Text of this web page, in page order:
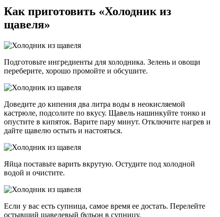
Как приготовить «Холодник из
щавеля»
Подготовьте ингредиенты для холодника. Зелень и овощи
переберите, хорошо промойте и обсушите.
Доведите до кипения два литра воды в неокисляемой
кастрюле, подсолите по вкусу. Щавель нашинкуйте тонко и
опустите в кипяток. Варите пару минут. Отключите нагрев и
дайте щавелю остыть и настояться.
Яйца поставьте варить вкрутую. Остудите под холодной
водой и очистите.
Если у вас есть супница, самое время ее достать. Перелейте
остывший щавелевый бульон в супницу.